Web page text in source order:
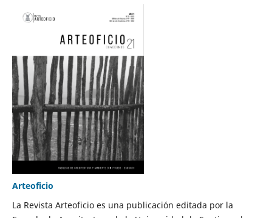
Arteoficio
La Revista Arteoficio es una publicación editada por la